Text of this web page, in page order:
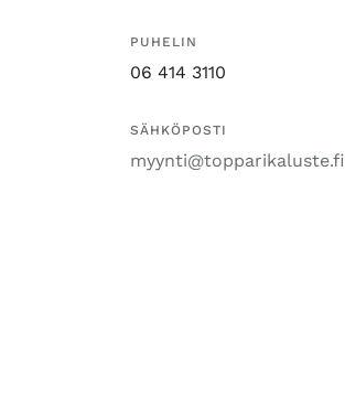
PUHELIN
06 414 3110
SÄHKÖPOSTI
myynti@topparikaluste.fi